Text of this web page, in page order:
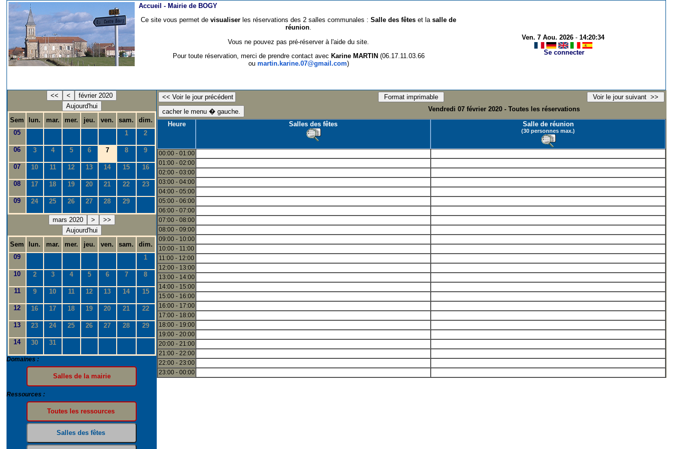
Accueil - Mairie de BOGY
Ce site vous permet devisualiser les réservations des 2 salles communales :Salle des fêtes et lasalle de
réunion.
Vous ne pouvez pas pré-réserver à l'aide du site.
Pour toute réservation, merci de prendre contact avec Karine MARTIN (06.17.11.03.66
ou martin.karine.07@gmail.com)
Ven. 7 Aou. 2026 -14:20:34
Se connecter
<< <
février 2020
Aujourd'hui
Sem
lun. mar. mer. jeu. ven. sam.
dim.
05
1 2
06 3 4 5 6 7 8 9
07 10 11 12 13 14 15 16
08 17 18 19 20 21 22 23
09 24 25 26 27 28 29
mars 2020 >
>>
Aujourd'hui
Sem
lun. mar. mer. jeu. ven. sam.
dim.
09
1
10 2 3 4 5 6 7 8
11 9 10 11 12 13 14 15
12 16 17 18 19 20 21 22
13 23 24 25 26 27 28 29
14 30 31
Domaines :
Ressources :
Vendredi 07 février 2020 - Toutes les réservations
Heure
Salles des fêtes Salle de réunion
(30 personnes max.)
00:00 - 01:00
01:00 - 02:00
02:00 - 03:00
03:00 - 04:00
04:00 - 05:00
05:00 - 06:00
06:00 - 07:00
07:00 - 08:00
08:00 - 09:00
09:00 - 10:00
10:00 - 11:00
11:00 - 12:00
12:00 - 13:00
13:00 - 14:00
14:00 - 15:00
15:00 - 16:00
16:00 - 17:00
17:00 - 18:00
18:00 - 19:00
19:00 - 20:00
20:00 - 21:00
21:00 - 22:00
22:00 - 23:00
23:00 - 00:00